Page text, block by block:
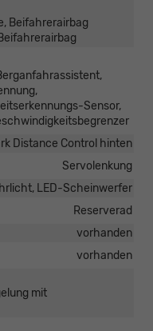
Beifahrerairbag
Sensor,
Distance Control hinten
Servolenkung
LED-Scheinwerfer
Reserverad
vorhanden
vorhanden
mit